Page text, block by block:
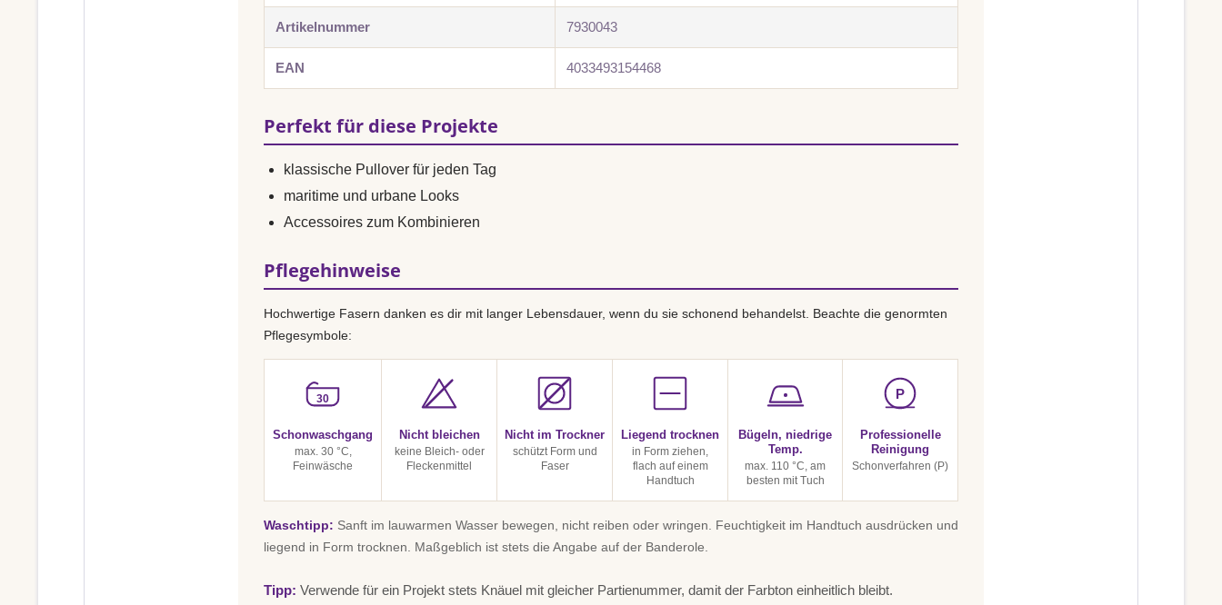
Artikelnummer 7930043
EAN 4033493154468
Perfekt für diese Projekte
klassische Pullover für jeden Tag
maritime und urbane Looks
Accessoires zum Kombinieren
Pflegehinweise
Hochwertige Fasern danken es dir mit langer Lebensdauer, wenn du sie schonend behandelst. Beachte die genormten
Pflegesymbole:
30
Schonwaschgang
max. 30 °C,
Feinwäsche
Nicht bleichen
keine Bleich- oder
Fleckenmittel
Nicht im Trockner
schützt Form und
Faser
Liegend trocknen
in Form ziehen,
flach auf einem
Handtuch
Bügeln, niedrige
Temp.
max. 110 °C, am
besten mit Tuch
P
Professionelle
Reinigung
Schonverfahren (P)
Waschtipp: Sanft im lauwarmen Wasser bewegen, nicht reiben oder wringen. Feuchtigkeit im Handtuch ausdrücken und
liegend in Form trocknen. Maßgeblich ist stets die Angabe auf der Banderole.
Tipp: Verwende für ein Projekt stets Knäuel mit gleicher Partienummer, damit der Farbton einheitlich bleibt.